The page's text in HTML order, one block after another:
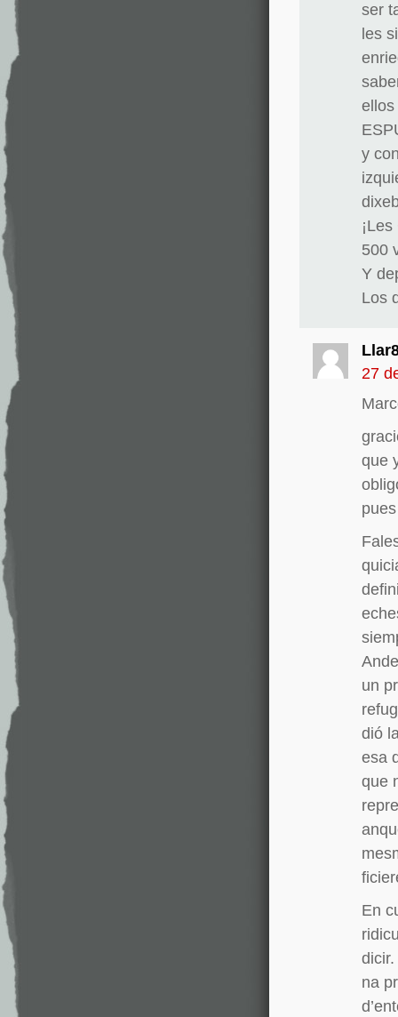
ser
les
ellos
y
500
Y
Los
27
que
un
dió
esa
que
En
na